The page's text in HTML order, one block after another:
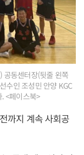
공동센터장(뒷줄 왼쪽
수인 조성민 안양 KGC
<페이스북>
까지 계속 사회공